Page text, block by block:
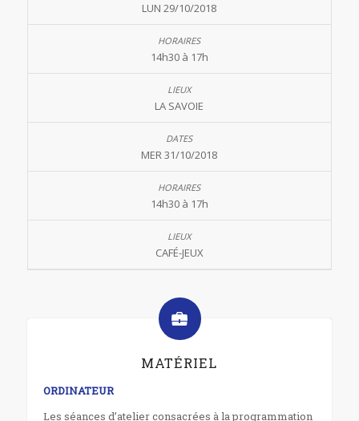
LUN 29/10/2018
14h30 à 17h
LA SAVOIE
MER 31/10/2018
14h30 à 17h
CAFÉ-JEUX
MATÉRIEL
ORDINATEUR
Les séances d’atelier consacrées à la programmation